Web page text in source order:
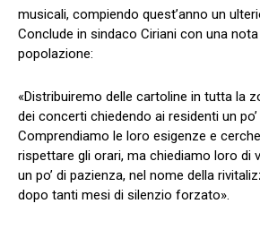
musicali, compiendo quest’anno un
Conclude in sindaco Ciriani con una
popolazione:
«Distribuiremo delle cartoline in tutta la
dei concerti chiedendo ai residenti un
Comprendiamo le loro esigenze e
rispettare gli orari, ma chiediamo loro di
un po’ di pazienza, nel nome della
dopo tanti mesi di silenzio forzato».